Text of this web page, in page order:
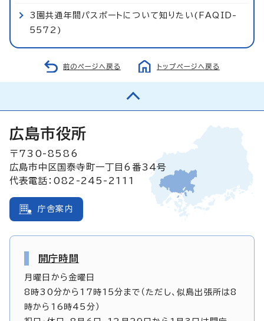
3園共通年間パスポートについて知りたい(FAQID-
5572)
前のページへ戻る トップページへ戻る
広島市役所
〒730-8586
広島市中区国泰寺町一丁目6番34号
代表電話：082-245-2111
庁舎案内
開庁時間
月曜日から金曜日
8時30分から17時15分まで（ただし、似島出張所は8
時から16時45分）